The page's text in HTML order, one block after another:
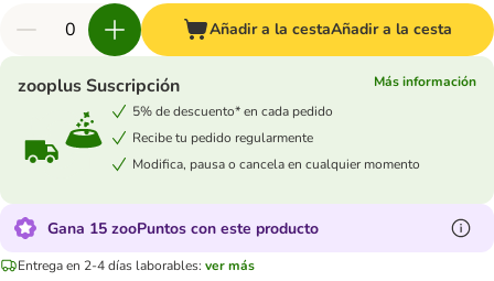
Añadir a la cestaAñadir a la cesta
zooplus Suscripción
Más información
5% de descuento* en cada pedido
Recibe tu pedido regularmente
Modifica, pausa o cancela en cualquier momento
Gana 15 zooPuntos con este producto
Entrega en 2-4 días laborables: ver más